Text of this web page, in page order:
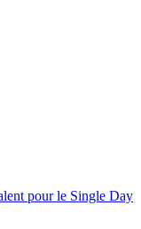
pour le Single Day